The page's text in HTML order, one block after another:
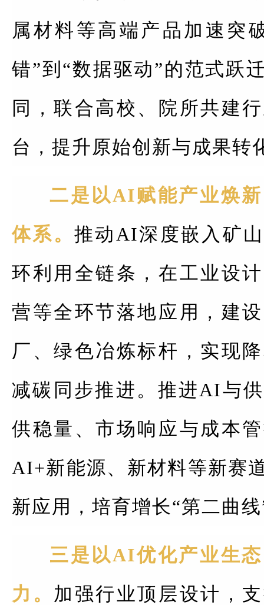
属材料等高端产品加速突
错”到“数据驱动”的范式跃
同，联合高校、院所共建
台，提升原始创新与成果转
二是以AI赋能产业焕
体系。推动AI深度嵌入矿
环利用全链条，在工业设
营等全环节落地应用，建
厂、绿色冶炼标杆，实现
减碳同步推进。推进AI与
供稳量、市场响应与成本
AI+新能源、新材料等新赛
新应用，培育增长“第二曲
三是以AI优化产业生
力。 加强行业顶层设计，